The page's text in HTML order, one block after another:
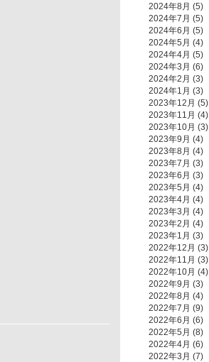
2024年8月 (5)
2024年7月 (5)
2024年6月 (5)
2024年5月 (4)
2024年4月 (5)
2024年3月 (6)
2024年2月 (3)
2024年1月 (3)
2023年12月 (5)
2023年11月 (4)
2023年10月 (3)
2023年9月 (4)
2023年8月 (4)
2023年7月 (3)
2023年6月 (3)
2023年5月 (4)
2023年4月 (4)
2023年3月 (4)
2023年2月 (4)
2023年1月 (3)
2022年12月 (3)
2022年11月 (3)
2022年10月 (4)
2022年9月 (3)
2022年8月 (4)
2022年7月 (9)
2022年6月 (6)
2022年5月 (8)
2022年4月 (6)
2022年3月 (7)